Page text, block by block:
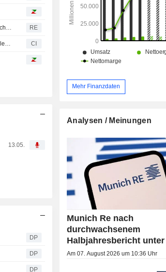
Europäische Aktien steigen - Unternehmenszahlen stützen Stimmung vor wichtigen US-Arbeitsmarktdaten RE
Münchener Rückversicherungs-Gesellschaft Aktiengesellschaft in München legt Ergebniszahlen für das zweite Quartal und das erste Halbjahr bis zum 30. Juni 2026 vor CI
13.05.
DP
DP
DP
Mehr Finanzdaten
Analysen / Meinungen
Munich Re nach
durchwachsenem
Halbjahresbericht
Am 07. August 2026 um 10:36 Uhr